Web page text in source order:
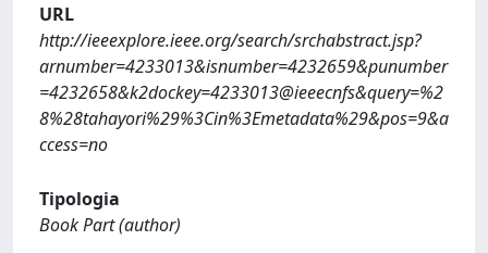
URL
http://ieeexplore.ieee.org/search/srchabstract.jsp?
arnumber=4233013&isnumber=4232659&punumber
=4232658&k2dockey=4233013@ieeecnfs&query=%2
8%28tahayori%29%3Cin%3Emetadata%29&pos=9&a
ccess=no
Tipologia
Book Part (author)